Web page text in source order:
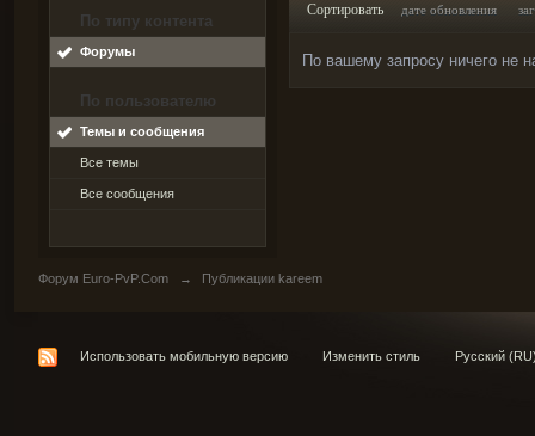
По типу контента
Форумы
По пользователю
Темы и сообщения
Все темы
Все сообщения
Сортировать дате обновления
По вашему запросу ничего не
Форум Euro-PvP.Com → Публикации kareem
Использовать мобильную версию Изменить стиль Русский